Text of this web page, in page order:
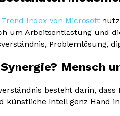
Trend Index von Microsoft
um Arbeitsentlastung und
Problemlösung,
Mensch
besteht darin,
künstliche Intelligenz Hand